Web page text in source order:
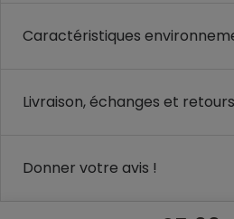
Caractéristiques
Livraison, échanges et retours
Donner votre avis !